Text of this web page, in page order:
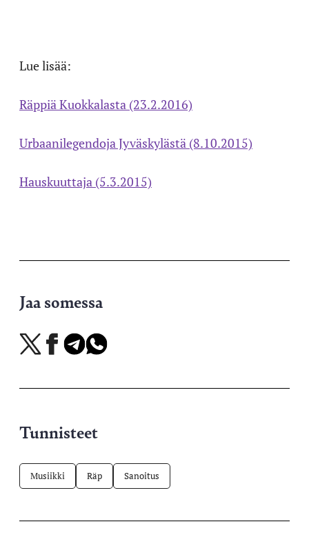
Lue lisää:
Räppiä Kuokkalasta (23.2.2016)
Urbaanilegendoja Jyväskylästä (8.10.2015)
Hauskuuttaja (5.3.2015)
Jaa somessa
Jaa
X-
Jaa
Facebookissa
Jaa
Telegramissa
Jaa
WhatsAppissa
Tunnisteet
Musiikki Räp Sanoitus